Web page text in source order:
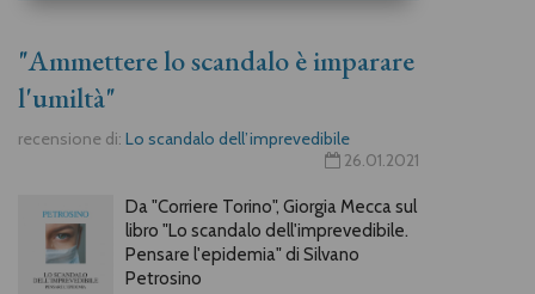
"Ammettere lo scandalo è imparare
l'umiltà"
recensione di: Lo scandalo dell’imprevedibile
26.01.2021
Da "Corriere Torino", Giorgia Mecca sul
libro "Lo scandalo dell'imprevedibile.
Pensare l'epidemia" di Silvano
Petrosino